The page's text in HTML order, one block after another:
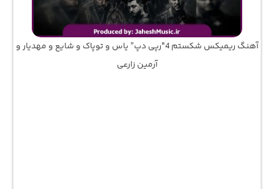
آهنگ ریمیکس شکستم 4″رپی دپ” یاس و توپاک و شایع و مهدیار و
آرمین زارعی